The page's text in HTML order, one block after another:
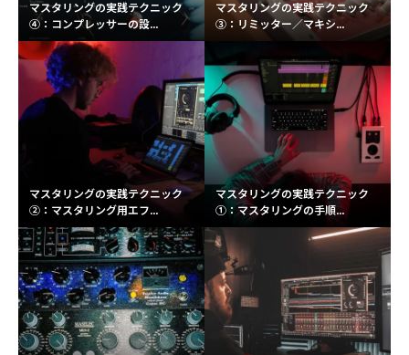
マスタリングの実践テクニック
④：コンプレッサーの設...
マスタリングの実践テクニック
③：リミッター／マキシ...
マスタリングの実践テクニック
②：マスタリング用エフ...
マスタリングの実践テクニック
①：マスタリングの手順...